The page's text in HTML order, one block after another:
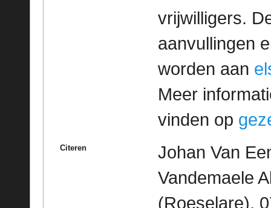
vrijwilligers.
aanvullingen
worden aan
Meer
vinden op
Citeren
Johan Van
Vandemaele
(Roeselare),